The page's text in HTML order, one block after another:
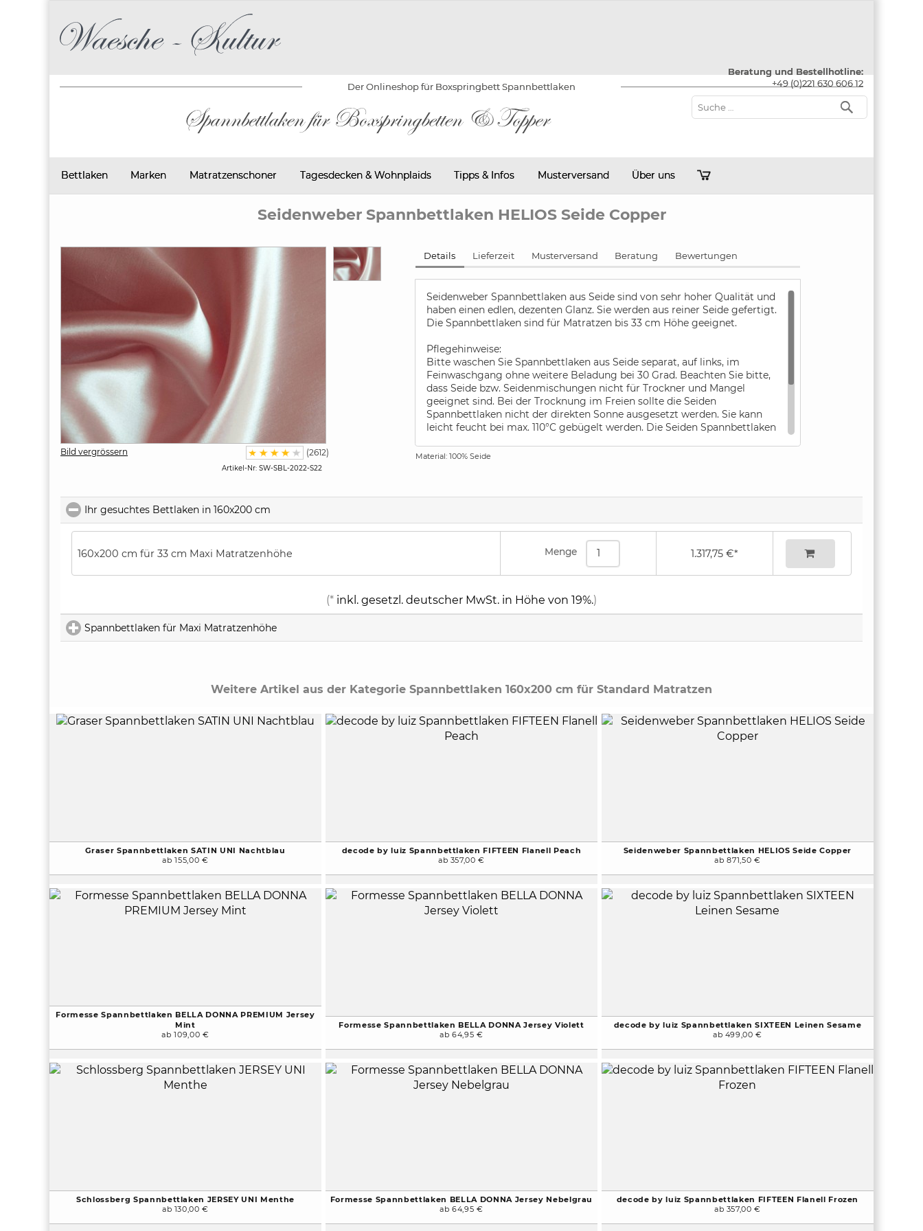
Beratung und Bestellhotline:
+49 (0)221 630 606 12
Der Onlineshop für Boxspringbett Spannbettlaken
Bettlaken Marken Matratzenschoner Tagesdecken & Wohnplaids Tipps & Infos Musterversand Über uns
Seidenweber Spannbettlaken HELIOS Seide Copper
Bild vergrössern (2612)
Artikel-Nr: SW-SBL-2022-S22
Details Lieferzeit Musterversand Beratung Bewertungen
Seidenweber Spannbettlaken aus Seide sind von sehr hoher Qualität und
haben einen edlen, dezenten Glanz. Sie werden aus reiner Seide gefertigt.
Die Spannbettlaken sind für Matratzen bis 33 cm Höhe geeignet.
Pflegehinweise:
Bitte waschen Sie Spannbettlaken aus Seide separat, auf links, im
Feinwaschgang ohne weitere Beladung bei 30 Grad. Beachten Sie bitte,
dass Seide bzw. Seidenmischungen nicht für Trockner und Mangel
geeignet sind. Bei der Trocknung im Freien sollte die Seiden
Spannbettlaken nicht der direkten Sonne ausgesetzt werden. Sie kann
leicht feucht bei max. 110°C gebügelt werden. Die Seiden Spannbettlaken
Bleichmitteln waschen. Einzelne Flecken nicht mit Wasser entfernen,
Material: 100% Seide
Ihr gesuchtes Bettlaken in 160x200 cm
160x200 cm für 33 cm Maxi Matratzenhöhe Menge 1.317,75 €*
bestellen
(* inkl. gesetzl. deutscher MwSt. in Höhe von 19%.)
Spannbettlaken für Maxi Matratzenhöhe
Weitere Artikel aus der Kategorie Spannbettlaken 160x200 cm für Standard Matratzen
Graser Spannbettlaken SATIN UNI Nachtblau
ab 155,00 €
decode by luiz Spannbettlaken FIFTEEN Flanell Peach
ab 357,00 €
Seidenweber Spannbettlaken HELIOS Seide Copper
ab 871,50 €
Formesse Spannbettlaken BELLA DONNA PREMIUM Jersey
Mint
ab 109,00 €
Formesse Spannbettlaken BELLA DONNA Jersey Violett
ab 64,95 €
decode by luiz Spannbettlaken SIXTEEN Leinen Sesame
ab 499,00 €
Schlossberg Spannbettlaken JERSEY UNI Menthe
ab 130,00 €
Formesse Spannbettlaken BELLA DONNA Jersey Nebelgrau
ab 64,95 €
decode by luiz Spannbettlaken FIFTEEN Flanell Frozen
ab 357,00 €